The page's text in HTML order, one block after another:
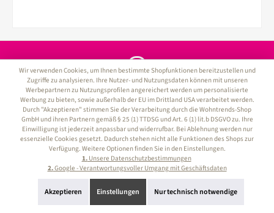
Kundenservice: 0621 - 52 98 06 70
Kundenservice
Informationen
Service-Hotline
Sicher Einkaufen
Wir verwenden Cookies, um Ihnen bestimmte Shopfunktionen bereitzustellen und
Zugriffe zu analysieren. Ihre Nutzer- und Nutzungsdaten können mit unseren
Werbepartnern zu Nutzungsprofilen angereichert werden um personalisierte
Werbung zu bieten, sowie außerhalb der EU im Drittland USA verarbeitet werden.
Durch "Akzeptieren" stimmen Sie der Verarbeitung durch die Wohntrends-Shop
GmbH und ihren Partnern gemäß § 25 (1) TTDSG und Art. 6 (1) lit.b DSGVO zu. Ihre
Einwilligung ist jederzeit anpassbar und widerrufbar. Bei Ablehnung werden nur
essenzielle Cookies gesetzt. Dadurch stehen nicht alle Funktionen des Shops zur
Verfügung. Weitere Optionen finden Sie in den Einstellungen.
1.Unsere Datenschutzbestimmungen
2.Google - Verantwortungsvoller Umgang mit Geschäftsdaten
Akzeptieren Einstellungen Nur technisch notwendige